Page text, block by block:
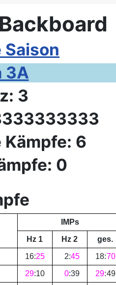
3A
3
6
0
IMPs
Hz 1
Hz 2 ges.
16:25 2:45 18:70
29:10 0:39 29:49